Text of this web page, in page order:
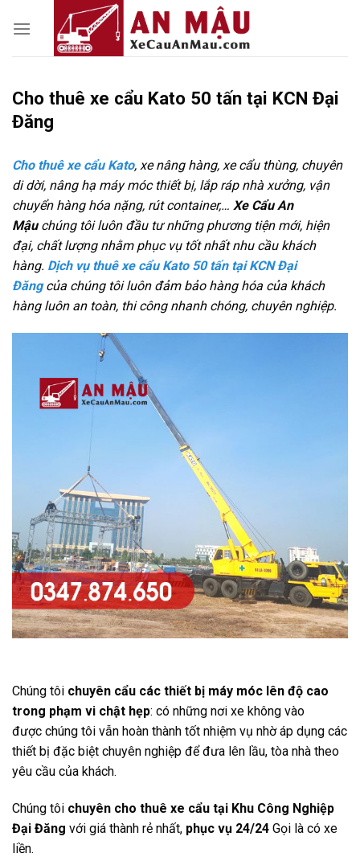
Cho thuê xe cẩu Kato 50 tấn tại KCN Đại
Đăng
Cho thuê xe cẩu Kato, xe nâng hàng, xe cẩu thùng, chuyên
di dời, nâng hạ máy móc thiết bị, lắp ráp nhà xưởng, vận
chuyển hàng hóa nặng, rút container,… Xe Cẩu An
Mậuchúng tôi luôn đầu tư những phương tiện mới, hiện
đại, chất lượng nhằm phục vụ tốt nhất nhu cầu khách
hàng. Dịch vụ thuê xe cẩu Kato 50 tấn tại KCN Đại
Đăngcủa chúng tôi luôn đảm bảo hàng hóa của khách
hàng luôn an toàn, thi công nhanh chóng, chuyên nghiệp.
Chúng tôi chuyên cẩu các thiết bị máy móc lên độ cao
trong phạm vi chật hẹp: có những nơi xe không vào
được chúng tôi vẫn hoàn thành tốt nhiệm vụ nhờ áp dụng các
thiết bị đặc biệt chuyên nghiệp để đưa lên lầu, tòa nhà theo
yêu cầu của khách.
Chúng tôi chuyên cho thuê xe cẩu tại Khu Công Nghiệp
Đại Đăng với giá thành rẻ nhất, phục vụ 24/24 Gọi là có xe
liền.